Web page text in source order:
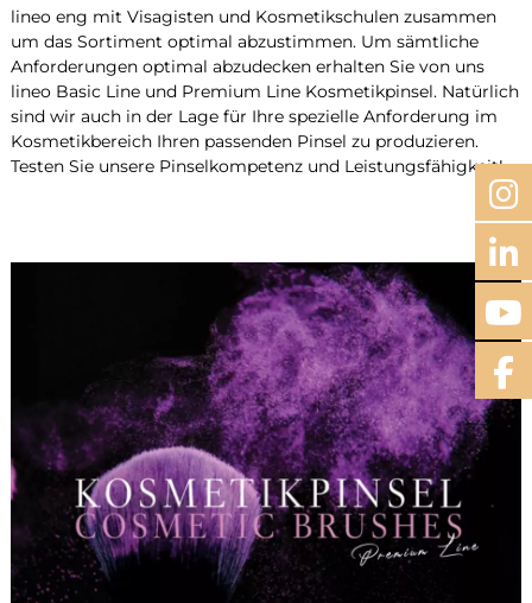
lineo eng mit Visagisten und Kosmetikschulen zusammen
um das Sortiment optimal abzustimmen. Um sämtliche
Anforderungen optimal abzudecken erhalten Sie von uns
lineo Basic Line und Premium Line Kosmetikpinsel. Natürlich
sind wir auch in der Lage für Ihre spezielle Anforderung im
Kosmetikbereich Ihren passenden Pinsel zu produzieren.
Testen Sie unsere Pinselkompetenz und Leistungsfähigkeit!